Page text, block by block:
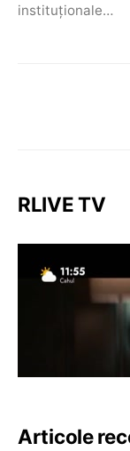
instituționale…
RLIVE TV
Articole